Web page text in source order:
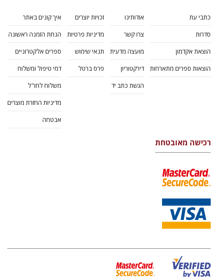
כתבי עת
סדרות
הוצאת אקדמון
הוצאות ספרים מתארחות
אודותינו
צרו קשר
מועצה מדעית
דירקטוריון
הגשת כתב יד
זכויות יוצרים
מדיניות פרטיות
תנאי שימוש
פרס ברטל
איך קונים באתר
הנחת הזמנה ראשונה
ספרים אלקטרוניים
דמי טיפול ומשלוח
משלוח לחו"ל
מדיניות החזרת מוצרים
אבטחה
רכישה מאובטחת